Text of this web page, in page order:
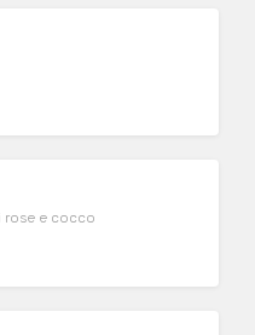
rose e cocco